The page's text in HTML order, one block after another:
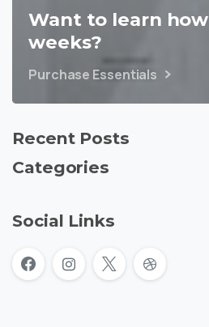
Want to learn
weeks?
Purchase Essentials
Recent Posts
Categories
Social Links